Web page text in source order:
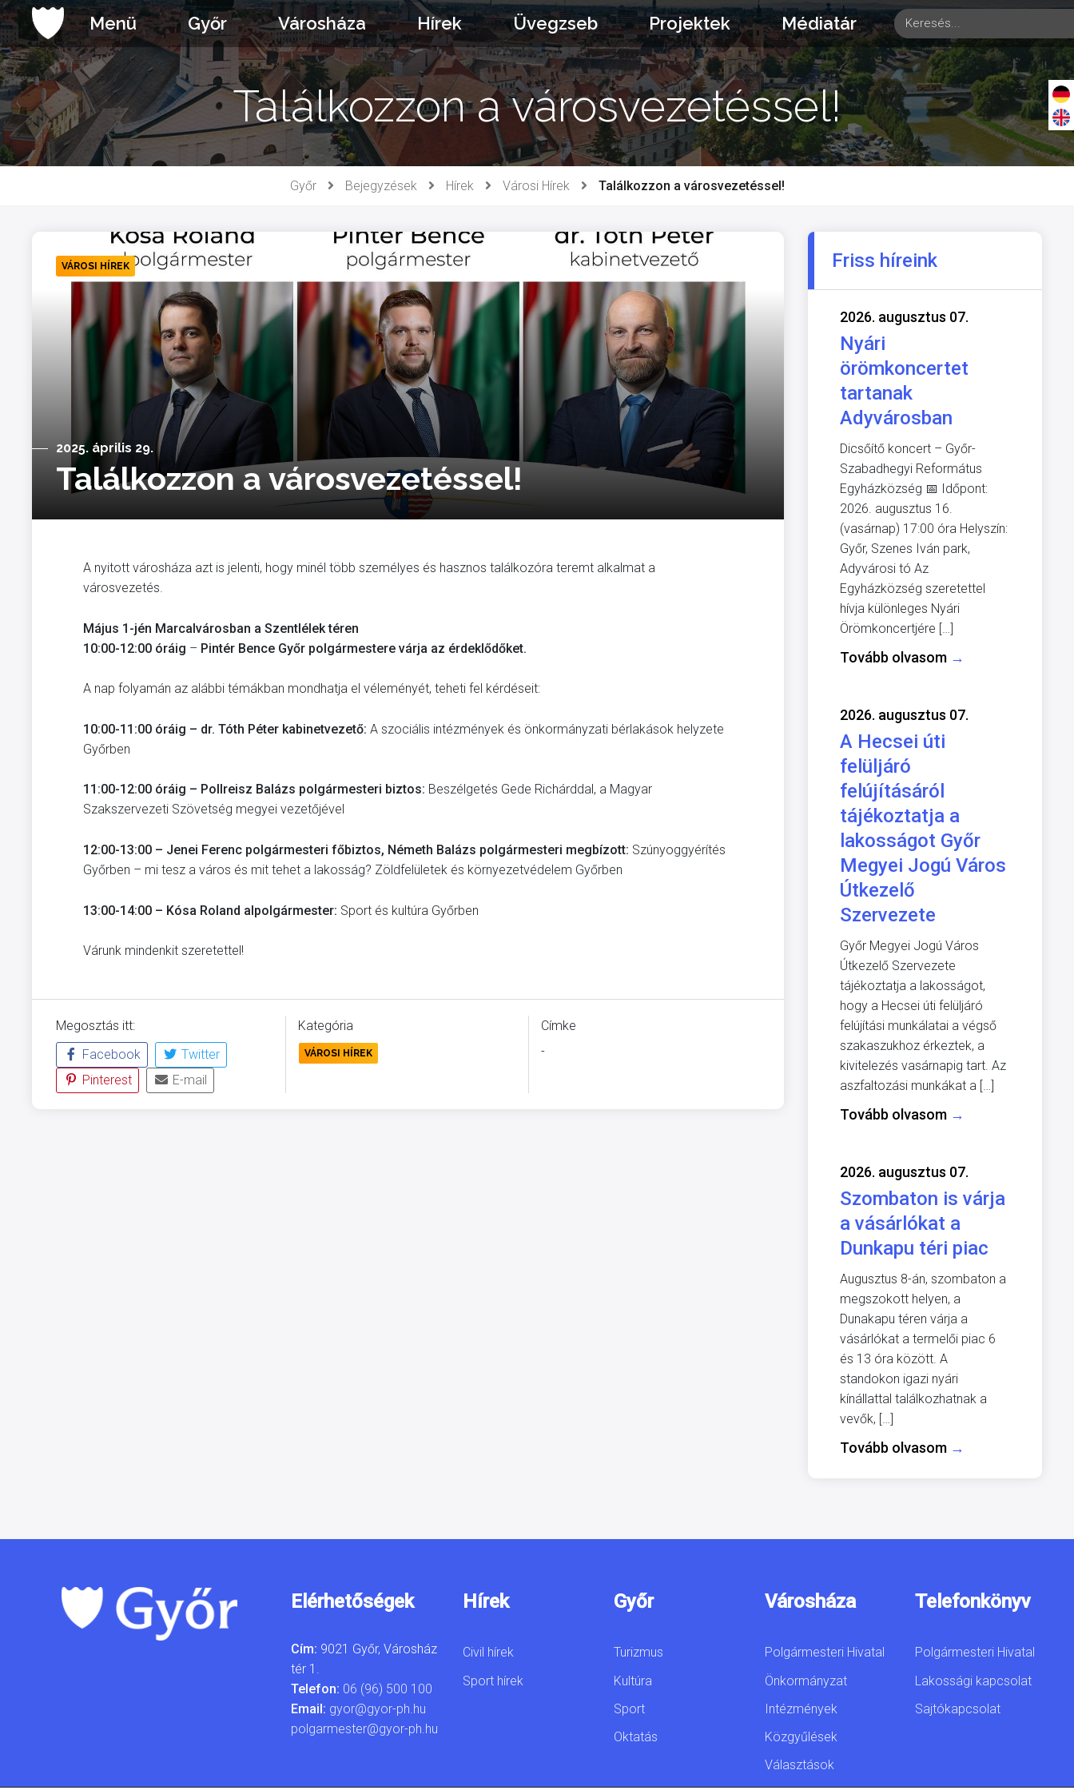
Ugrás
a
tartalomhoz
Menü Győr Városháza Hírek Üvegzseb Projektek Médiatár
Találkozzon a városvezetéssel!
Győr Bejegyzések Hírek Városi Hírek Találkozzon a városvezetéssel!
VÁROSI HÍREK
2025. április 29.
Találkozzon a városvezetéssel!
A nyitott városháza azt is jelenti, hogy minél több személyes és hasznos találkozóra teremt alkalmat a
városvezetés.
Május 1-jén Marcalvárosban a Szentlélek téren
10:00-12:00 óráig – Pintér Bence Győr polgármestere várja az érdeklődőket.
A nap folyamán az alábbi témákban mondhatja el véleményét, teheti fel kérdéseit:
10:00-11:00 óráig – dr. Tóth Péter kabinetvezető: A szociális intézmények és önkormányzati bérlakások helyzete
Győrben
11:00-12:00 óráig – Pollreisz Balázs polgármesteri biztos: Beszélgetés Gede Richárddal, a Magyar
Szakszervezeti Szövetség megyei vezetőjével
12:00-13:00 – Jenei Ferenc polgármesteri főbiztos, Németh Balázs polgármesteri megbízott: Szúnyoggyérítés
Győrben – mi tesz a város és mit tehet a lakosság? Zöldfelületek és környezetvédelem Győrben
13:00-14:00 – Kósa Roland alpolgármester: Sport és kultúra Győrben
Várunk mindenkit szeretettel!
Megosztás itt:
Facebook
Twitter
Pinterest
E-mail
Kategória
VÁROSI HÍREK
Címke
-
Friss híreink
2026. augusztus 07.
Nyári
örömkoncertet
tartanak
Adyvárosban
Dicsőítő koncert – Győr-
Szabadhegyi Református
Egyházközség 📅 Időpont:
2026. augusztus 16.
(vasárnap) 17:00 óra Helyszín:
Győr, Szenes Iván park,
Adyvárosi tó Az
Egyházközség szeretettel
hívja különleges Nyári
Örömkoncertjére […]
Tovább olvasom →
2026. augusztus 07.
A Hecsei úti
felüljáró
felújításáról
tájékoztatja a
lakosságot Győr
Megyei Jogú Város
Útkezelő
Szervezete
Győr Megyei Jogú Város
Útkezelő Szervezete
tájékoztatja a lakosságot,
hogy a Hecsei úti felüljáró
felújítási munkálatai a végső
szakaszukhoz érkeztek, a
kivitelezés vasárnapig tart. Az
aszfaltozási munkákat a […]
Tovább olvasom →
2026. augusztus 07.
Szombaton is várja
a vásárlókat a
Dunkapu téri piac
Augusztus 8-án, szombaton a
megszokott helyen, a
Dunakapu téren várja a
vásárlókat a termelői piac 6
és 13 óra között. A
standokon igazi nyári
kínállattal találkozhatnak a
vevők, […]
Tovább olvasom →
Elérhetőségek
Cím: 9021 Győr, Városház
tér 1.
Telefon: 06 (96) 500 100
Email: gyor@gyor-ph.hu
polgarmester@gyor-ph.hu
Hírek
Civil hírek
Sport hírek
Győr
Turizmus
Kultúra
Sport
Oktatás
Városháza
Polgármesteri Hivatal
Önkormányzat
Intézmények
Közgyűlések
Választások
Telefonkönyv
Polgármesteri Hivatal
Lakossági kapcsolat
Sajtókapcsolat